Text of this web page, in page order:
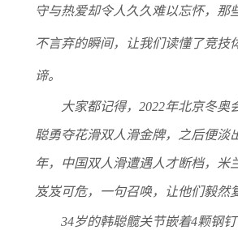
守与热爱却令人久久难以忘怀，那
不言弃的瞬间，让我们读懂了竞技
谛。
大家都记得，2022年北京冬奥
聪勇夺花滑双人滑金牌，之后便淡
年，中国双人滑遭遇人才断档，米
岌岌可危，一句召唤，让他们毅然
34岁的韩聪髋关节嵌着4颗钢